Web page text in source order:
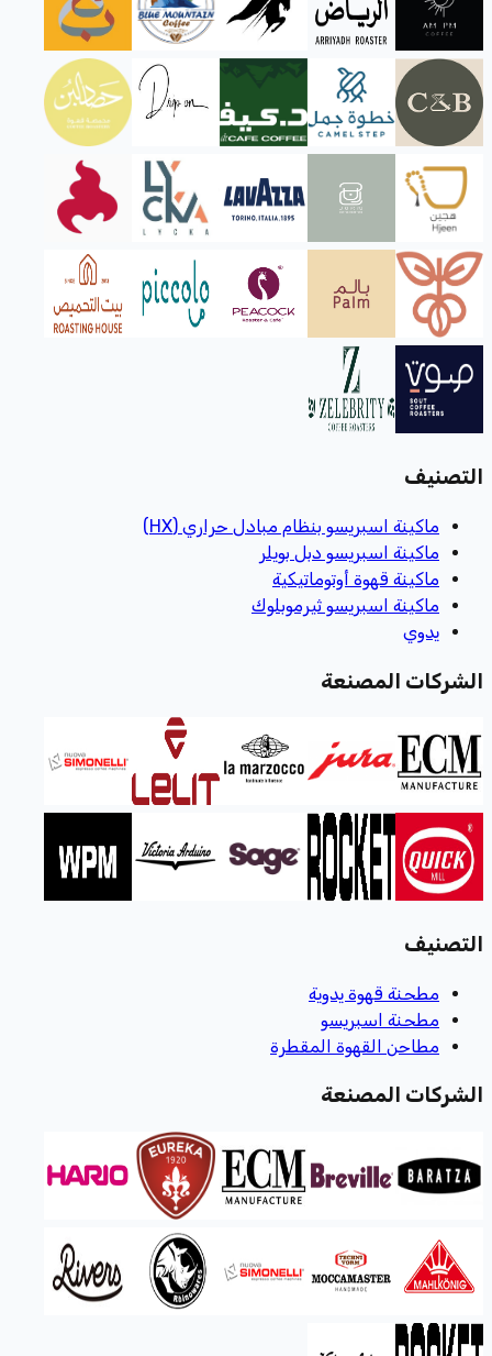
التصنيف
ماكينة اسبريسو بنظام مبادل حراري (HX)
ماكينة اسبريسو دبل بويلر
ماكينة قهوة أوتوماتيكية
ماكينة اسبريسو ثيرموبلوك
يدوي
الشركات المصنعة
التصنيف
مطحنة قهوة يدوية
مطحنة اسبريسو
مطاحن القهوة المقطرة
الشركات المصنعة